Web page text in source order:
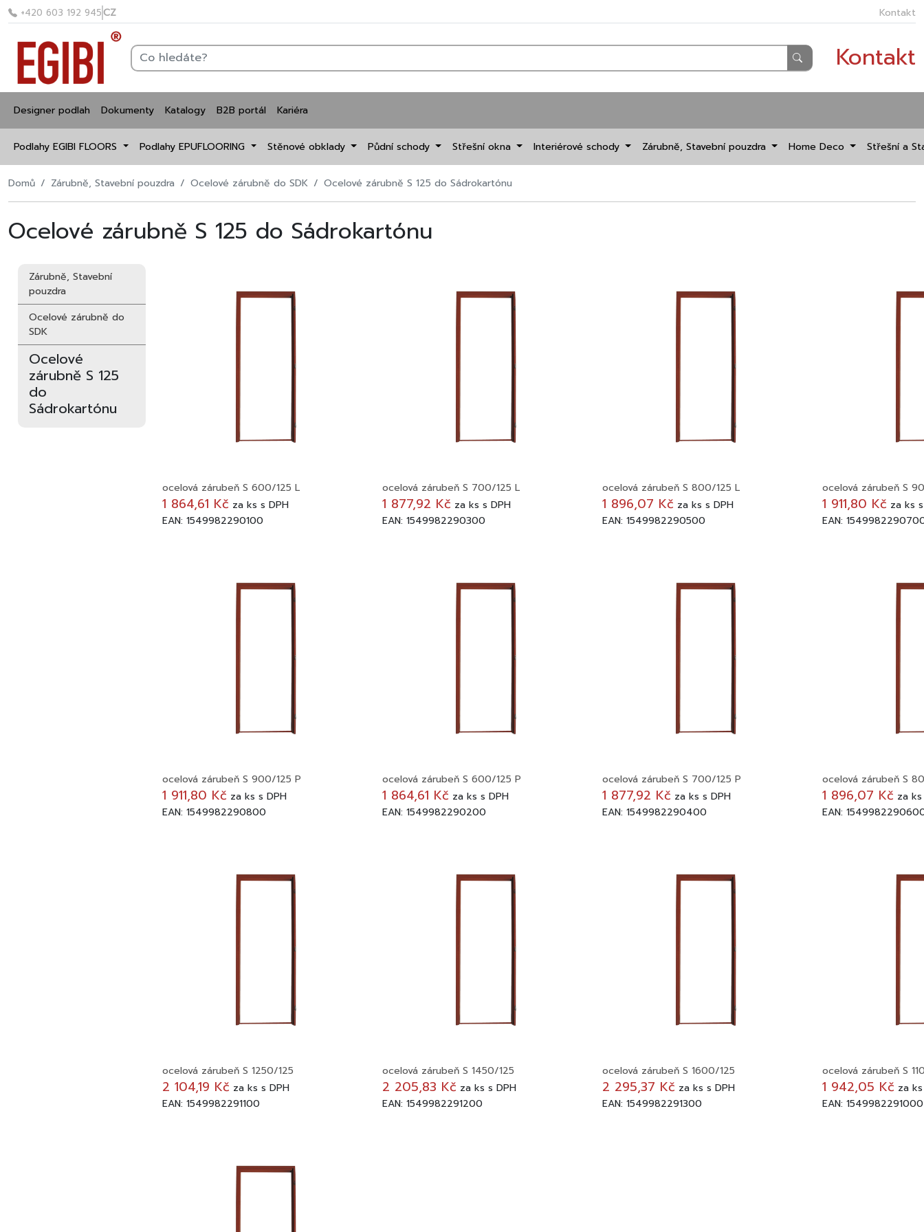
+420 603 192 945CZ Kontakt
Kontakt
Designer podlah Dokumenty Katalogy B2B portál Kariéra
Podlahy EGIBI FLOORS Podlahy EPUFLOORING Stěnové obklady Půdní schody Střešní okna Interiérové schody Zárubně, Stavební pouzdra Home Deco Střešní a
Domů Zárubně, Stavební pouzdra Ocelové zárubně do SDK Ocelové zárubně S 125 do Sádrokartónu
Ocelové zárubně S 125 do Sádrokartónu
Zárubně, Stavební
pouzdra
Ocelové zárubně do
SDK
Ocelové
zárubně S 125
do
Sádrokartónu
ocelová zárubeň S 600/125 L
1 864,61 Kč za ks s DPH
EAN: 1549982290100
ocelová zárubeň S 700/125 L
1 877,92 Kč za ks s DPH
EAN: 1549982290300
ocelová zárubeň S 800/125 L
1 896,07 Kč za ks s DPH
EAN: 1549982290500
ocelová zárubeň S
1 911,80 Kč za ks
EAN:
ocelová zárubeň S 900/125 P
1 911,80 Kč za ks s DPH
EAN: 1549982290800
ocelová zárubeň S 600/125 P
1 864,61 Kč za ks s DPH
EAN: 1549982290200
ocelová zárubeň S 700/125 P
1 877,92 Kč za ks s DPH
EAN: 1549982290400
ocelová zárubeň S
1 896,07 Kč za ks
EAN:
ocelová zárubeň S 1250/125
2 104,19 Kč za ks s DPH
EAN: 1549982291100
ocelová zárubeň S 1450/125
2 205,83 Kč za ks s DPH
EAN: 1549982291200
ocelová zárubeň S 1600/125
2 295,37 Kč za ks s DPH
EAN: 1549982291300
ocelová zárubeň S
1 942,05 Kč za ks
EAN: 1549982291000